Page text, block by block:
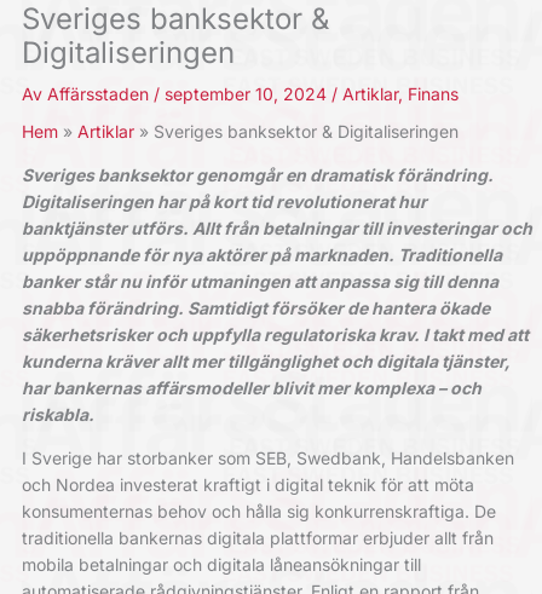
Sveriges banksektor &
Digitaliseringen
Av Affärsstaden / september 10, 2024 / Artiklar, Finans
Hem
Artiklar Sveriges banksektor & Digitaliseringen
Sveriges banksektor genomgår en dramatisk förändring.
Digitaliseringen har på kort tid revolutionerat hur
banktjänster utförs. Allt från betalningar till investeringar och
uppöppnande för nya aktörer på marknaden. Traditionella
banker står nu inför utmaningen att anpassa sig till denna
snabba förändring. Samtidigt försöker de hantera ökade
säkerhetsrisker och uppfylla regulatoriska krav. I takt med att
kunderna kräver allt mer tillgänglighet och digitala tjänster,
har bankernas affärsmodeller blivit mer komplexa – och
riskabla.
I Sverige har storbanker som SEB, Swedbank, Handelsbanken
och Nordea investerat kraftigt i digital teknik för att möta
konsumenternas behov och hålla sig konkurrenskraftiga. De
traditionella bankernas digitala plattformar erbjuder allt från
mobila betalningar och digitala låneansökningar till